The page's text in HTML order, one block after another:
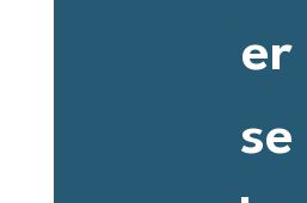
er
se